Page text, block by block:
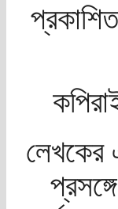
লেখকের